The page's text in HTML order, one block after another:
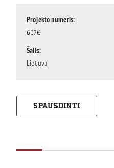
Projekto numeris
6076
Šalis
Lietuva
SPAUSDINTI